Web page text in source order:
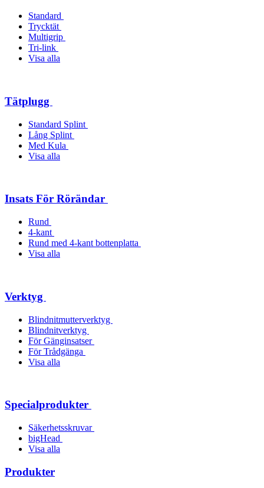
Standard
Trycktät
Multigrip
Tri-link
Visa alla
Tätplugg
Standard Splint
Lång Splint
Med Kula
Visa alla
Insats För Rörändar
Rund
4-kant
Rund med 4-kant bottenplatta
Visa alla
Verktyg
Blindnitmutterverktyg
Blindnitverktyg
För Gänginsatser
För Trådgänga
Visa alla
Specialprodukter
Säkerhetsskruvar
bigHead
Visa alla
Produkter